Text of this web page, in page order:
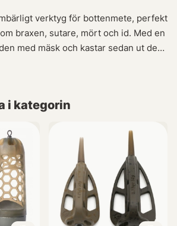
verktyg för bottenmete, perfekt
braxen, sutare, mört och id. Med en
med mäsk och kastar sedan ut den
ett stort urval av olika typer av
feeders) samt fönsterutfordrar
Preston Innovations och
sortiment nu!
i kategorin